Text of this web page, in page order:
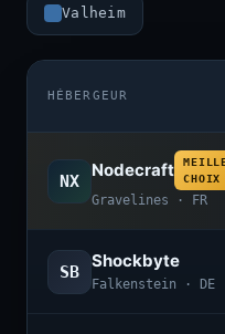
Valheim
HÉBERGEUR
NX
Nodecraft
CHOIX
Gravelines · FR
SB
Shockbyte
Falkenstein · DE